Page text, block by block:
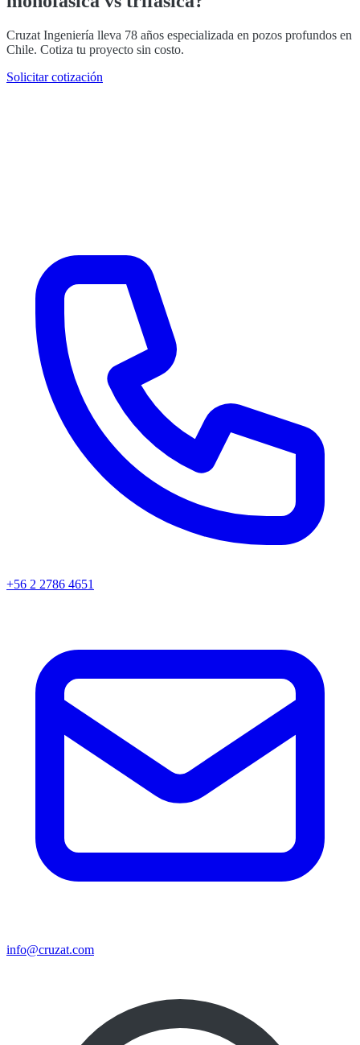
Cruzat Ingeniería lleva 78 años especializada en pozos profundos en
Chile. Cotiza tu proyecto sin costo.
Solicitar cotización
+56 2 2786 4651
info@cruzat.com